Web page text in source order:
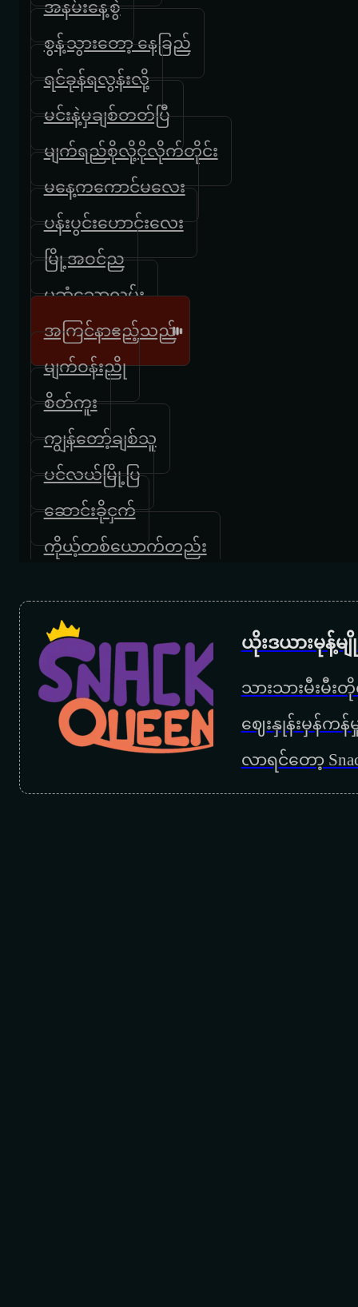
အနမ်းနေ့စွဲ
စွန့်သွားတော့ နေခြည်
ရင်ခုန်ရလွန်းလို့
မင်းနဲ့မှချစ်တတ်ပြီ
မျက်ရည်စိုလို့ငိုလိုက်တိုင်း
မနေ့ကကောင်မလေး
ပန်းပွင်းဟောင်းလေး
မြို့အဝင်ည
မဆုံသောလမ်း
အကြင်နာဧည့်သည်
မျက်ဝန်းညို
စိတ်ကူး
ကျွန်တော့်ချစ်သူ
ပင်လယ်မြို့ပြ
ဆောင်းခိုငှက်
ကိုယ့်တစ်ယောက်တည်း
ယိုးဒယားမုန့်
သားသားမီးမီး
ဈေးနှုန်းမှန်က
လာရင်တော့